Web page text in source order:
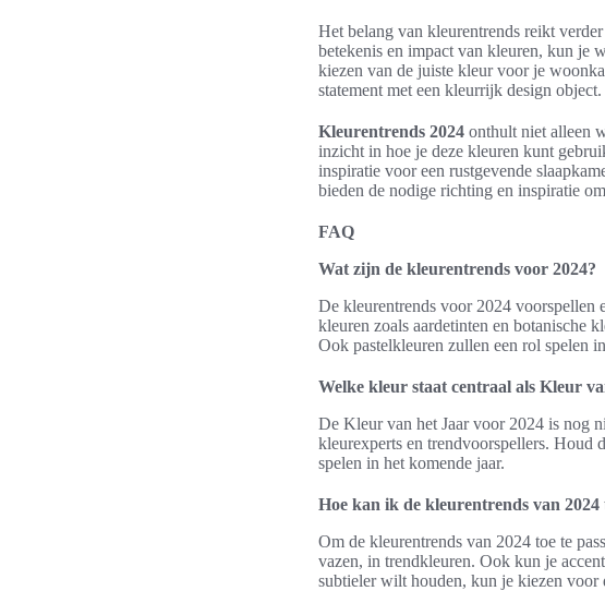
Het belang van kleurentrends reikt
betekenis en impact van kleuren, kun je
kiezen van de juiste kleur voor je
statement met een kleurrijk design object.
Kleurentrends 2024 onthult niet alleen
inzicht in hoe je deze kleuren kunt
inspiratie voor een rustgevende
bieden de nodige richting en inspiratie
FAQ
Wat zijn de kleurentrends voor 2024?
De kleurentrends voor 2024 voorspellen
kleuren zoals aardetinten en botanische
Ook pastelkleuren zullen een rol spelen
Welke kleur staat centraal als Kleur
De Kleur van het Jaar voor 2024 is nog
kleurexperts en trendvoorspellers. Houd
spelen in het komende jaar.
Hoe kan ik de kleurentrends van
Om de kleurentrends van 2024 toe te
vazen, in trendkleuren. Ook kun je
subtieler wilt houden, kun je kiezen voor